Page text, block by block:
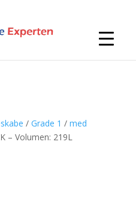
/ Grade 1 / med
– Volumen: 219L